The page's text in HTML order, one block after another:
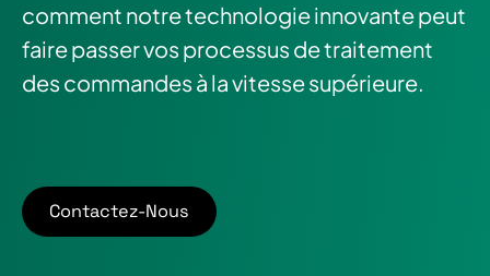
comment notre technologie innovante peut
faire passer vos processus de traitement
des commandes à la vitesse supérieure.
Contactez-Nous